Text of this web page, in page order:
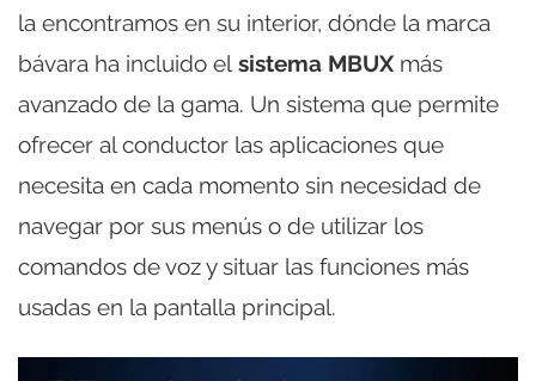
la encontramos en su interior, dónde la marca
bávara ha incluido el sistema MBUX más
avanzado de la gama. Un sistema que permite
ofrecer al conductor las aplicaciones que
necesita en cada momento sin necesidad de
navegar por sus menús o de utilizar los
comandos de voz y situar las funciones más
usadas en la pantalla principal.